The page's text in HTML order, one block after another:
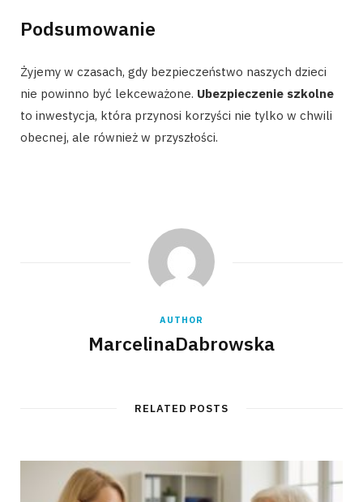
Podsumowanie
Żyjemy w czasach, gdy bezpieczeństwo naszych dzieci
nie powinno być lekceważone. Ubezpieczenie szkolne
to inwestycja, która przynosi korzyści nie tylko w chwili
obecnej, ale również w przyszłości.
AUTHOR
MarcelinaDabrowska
RELATED POSTS